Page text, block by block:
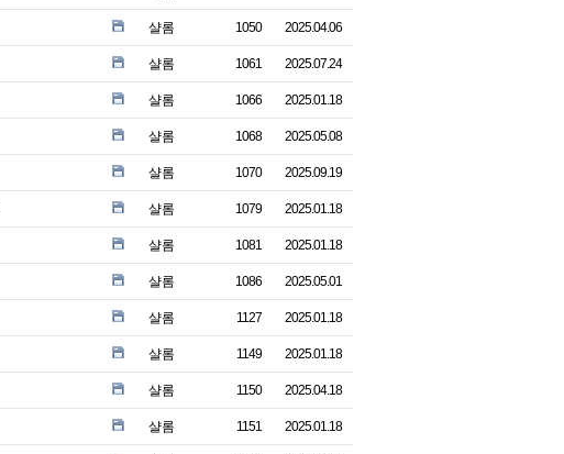
샬롬 1050 2025.04.06
샬롬 1061 2025.07.24
샬롬 1066 2025.01.18
샬롬 1068 2025.05.08
샬롬 1070 2025.09.19
샬롬 1079 2025.01.18
샬롬 1081 2025.01.18
샬롬 1086 2025.05.01
샬롬 1127 2025.01.18
샬롬 1149 2025.01.18
샬롬 1150 2025.04.18
샬롬 1151 2025.01.18